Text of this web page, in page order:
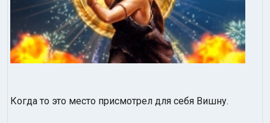
Когда то это место присмотрел для себя Вишну.